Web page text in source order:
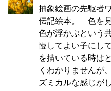
抽象絵画の先駆者
伝記絵本。 色を
色が浮かぶという
慢してよい子にし
を描いている時は
くわかりませんが
ズミカルな感じが